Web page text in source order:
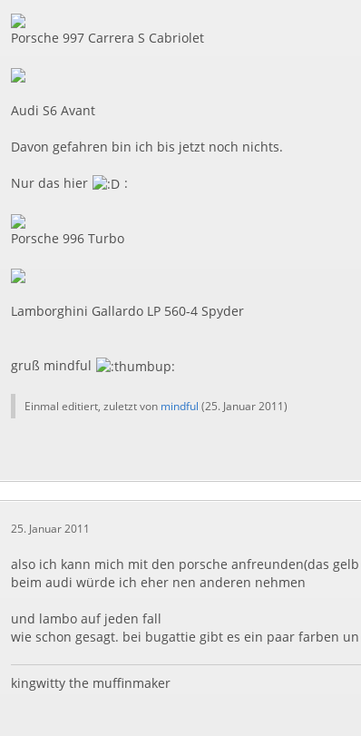
Porsche 997 Carrera S Cabriolet
Audi S6 Avant
Davon gefahren bin ich bis jetzt noch nichts.
Nur das hier :
Porsche 996 Turbo
Lamborghini Gallardo LP 560-4 Spyder
gruß mindful
Einmal editiert, zuletzt von mindful (25. Januar 2011)
25. Januar 2011
also ich kann mich mit den porsche anfreunden(das
beim audi würde ich eher nen anderen nehmen
und lambo auf jeden fall
wie schon gesagt. bei bugattie gibt es ein paar farben
kingwitty the muffinmaker